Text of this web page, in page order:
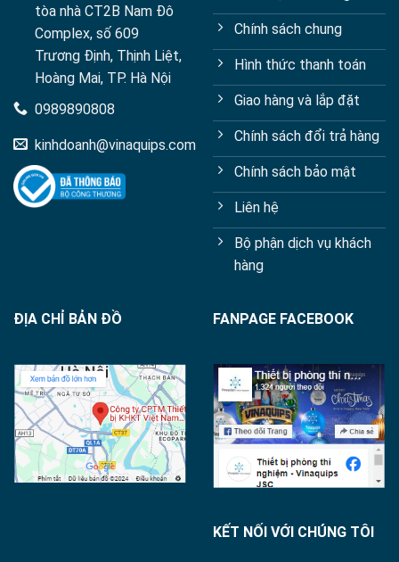
các
thuật
xuất
tòa nhà CT2B Nam Đô
Complex, số 609
Trương Định, Thịnh Liệt,
Hoàng Mai, TP. Hà Nội
0989890808
kinhdoanh@vinaquips.com
Chính sách chung
Hình thức thanh toán
Giao hàng và lắp đặt
Chính sách đổi trả hàng
Chính sách bảo mật
Liên hệ
Bộ phận dịch vụ khách
hàng
ĐỊA CHỈ BẢN ĐỒ FANPAGE FACEBOOK
KẾT NỐI VỚI CHÚNG TÔI